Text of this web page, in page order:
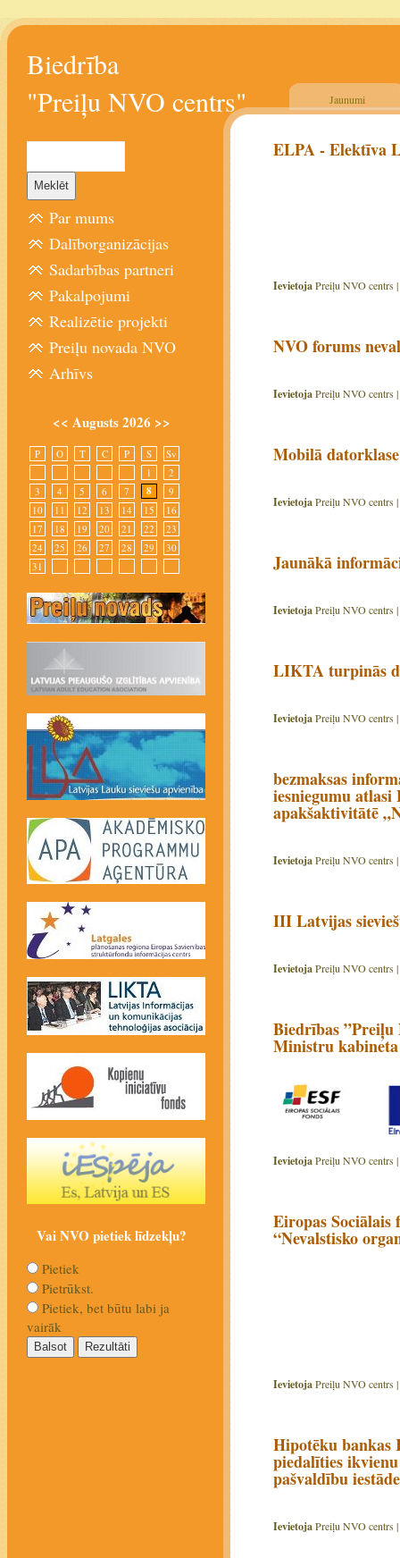
Biedrība
"Preiļu NVO centrs"
Jaunumi
ELPA - Elektīva
IevietojaPreiļu NVO centrs |
NVO forums
IevietojaPreiļu NVO centrs |
Mobilā
IevietojaPreiļu NVO centrs |
Jaunākā
IevietojaPreiļu NVO centrs |
LIKTA turpinās
IevietojaPreiļu NVO centrs |
bezmaksas
iesniegumu
apakšaktivitātē
IevietojaPreiļu NVO centrs |
III Latvijas
IevietojaPreiļu NVO centrs |
Biedrības ”Preiļu
Ministru
IevietojaPreiļu NVO centrs |
Eiropas Sociālais
“Nevalstisko
IevietojaPreiļu NVO centrs |
Hipotēku
piedalīties
pašvaldību
IevietojaPreiļu NVO centrs |
Par mums
Dalīborganizācijas
Sadarbības partneri
Pakalpojumi
Realizētie projekti
Preiļu novada NVO
Arhīvs
<< Augusts 2026 >>
P O T C P S
Sv
1
2
3
4 5 6 7 8
9
10
11 12 13 14 15
16
17
18 19 20 21 22
23
24
25 26 27 28 29
30
31
Vai NVO pietiek līdzekļu?
Pietiek
Pietrūkst.
Pietiek, bet būtu labi ja
vairāk